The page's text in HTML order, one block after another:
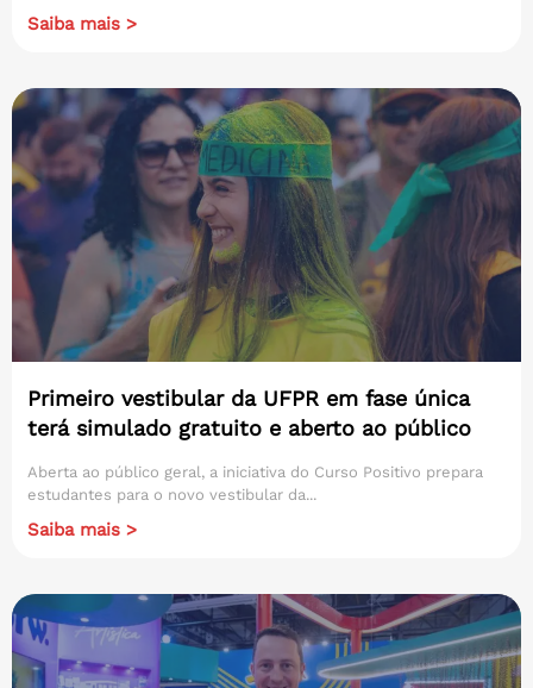
Saiba mais >
Primeiro vestibular da UFPR em fase única
terá simulado gratuito e aberto ao público
Aberta ao público geral, a iniciativa do Curso Positivo prepara
estudantes para o novo vestibular da...
Saiba mais >